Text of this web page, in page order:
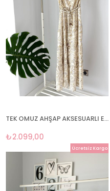
TEK OMUZ AHŞAP AKSESUARLI ELBİSE
₺2.099,00
Ücretsiz Kargo